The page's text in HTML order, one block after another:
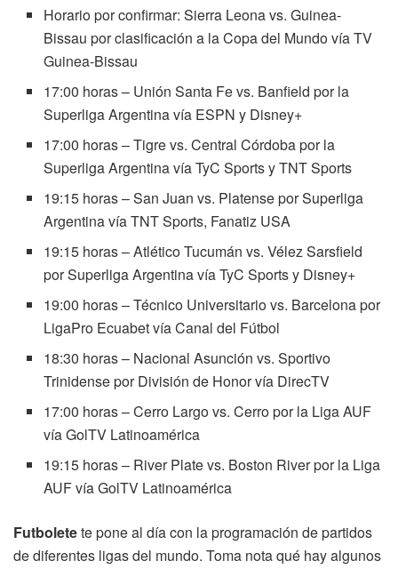
Horario por confirmar: Sierra Leona vs. Guinea-
Bissau por clasificación a la Copa del Mundo vía TV
Guinea-Bissau
17:00 horas – Unión Santa Fe vs. Banfield por la
Superliga Argentina vía ESPN y Disney+
17:00 horas – Tigre vs. Central Córdoba por la
Superliga Argentina vía TyC Sports y TNT Sports
19:15 horas – San Juan vs. Platense por Superliga
Argentina vía TNT Sports, Fanatiz USA
19:15 horas – Atlético Tucumán vs. Vélez Sarsfield
por Superliga Argentina vía TyC Sports y Disney+
19:00 horas – Técnico Universitario vs. Barcelona por
LigaPro Ecuabet vía Canal del Fútbol
18:30 horas – Nacional Asunción vs. Sportivo
Trinidense por División de Honor vía DirecTV
17:00 horas – Cerro Largo vs. Cerro por la Liga AUF
vía GolTV Latinoamérica
19:15 horas – River Plate vs. Boston River por la Liga
AUF vía GolTV Latinoamérica
Futboletete pone al día con la programación de partidos
de diferentes ligas del mundo. Toma nota qué hay algunos